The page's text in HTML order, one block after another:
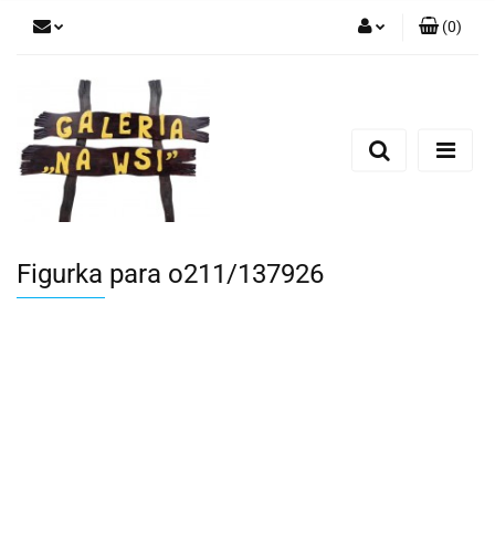
Dodaj zgłoszenie
(0)
Figurka para o211/137926